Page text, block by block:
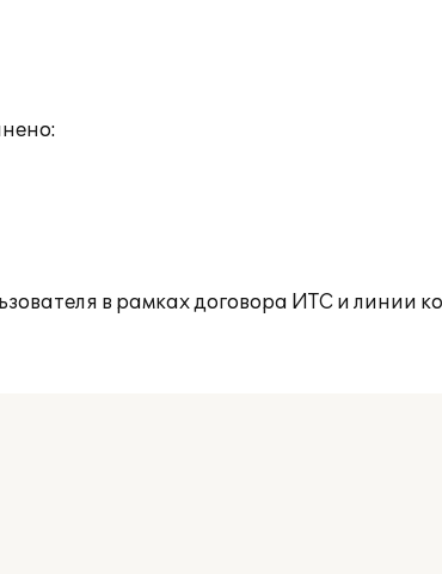
в рамках договора ИТС и линии